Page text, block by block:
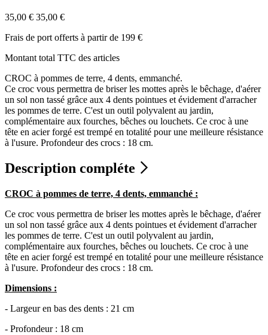
35,00 € 35,00 €
Frais de port offerts à partir de 199 €
Montant total TTC des articles
CROC à pommes de terre, 4 dents, emmanché.
Ce croc vous permettra de briser les mottes après le bêchage, d'aérer
un sol non tassé grâce aux 4 dents pointues et évidement d'arracher
les pommes de terre. C'est un outil polyvalent au jardin,
complémentaire aux fourches, bêches ou louchets. Ce croc à une
tête en acier forgé est trempé en totalité pour une meilleure résistance
à l'usure. Profondeur des crocs : 18 cm.
Description compléte
CROC à pommes de terre, 4 dents, emmanché :
Ce croc vous permettra de briser les mottes après le bêchage, d'aérer
un sol non tassé grâce aux 4 dents pointues et évidement d'arracher
les pommes de terre. C'est un outil polyvalent au jardin,
complémentaire aux fourches, bêches ou louchets. Ce croc à une
tête en acier forgé est trempé en totalité pour une meilleure résistance
à l'usure. Profondeur des crocs : 18 cm.
Dimensions :
- Largeur en bas des dents : 21 cm
- Profondeur : 18 cm